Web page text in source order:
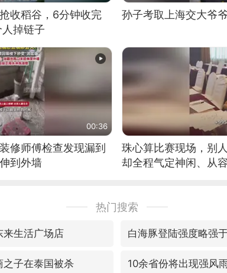
收稻谷，6分钟收完
掉链子
孙子考取上海交大爷
00:36
修师傅检查发现漏到
到外墙
珠心算比赛现场，别
却全程气定神闲、从
热门搜索
来生活广场店 白海豚登陆强度略强
之子在泰国被杀 10余省份将出现强风